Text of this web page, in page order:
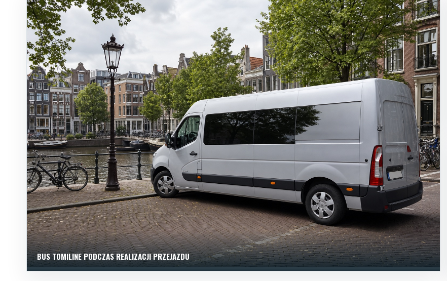
BUS TOMILINE PODCZAS REALIZACJI PRZEJAZDU